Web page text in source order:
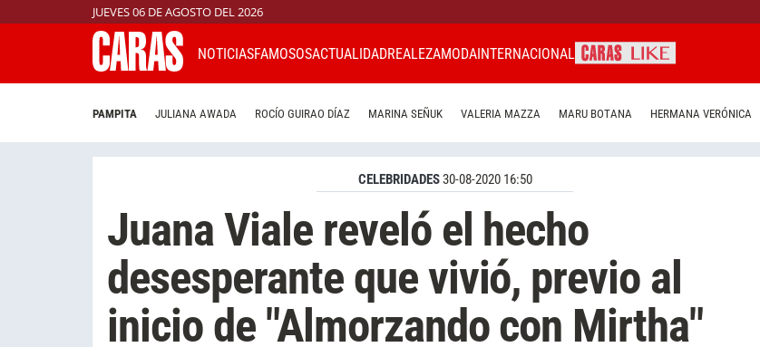
JUEVES 06 DE AGOSTO DEL 2026
NOTICIASFAMOSOSACTUALIDADREALEZAMODAINTERNACIONAL
PAMPITA JULIANA AWADA ROCÍO GUIRAO DÍAZ MARINA SEÑUK VALERIA MAZZA MARU BOTANA HERMANA VERÓNICA
CELEBRIDADES30-08-2020 16:50
Juana Viale reveló el hecho
desesperante que vivió, previo al
inicio de "Almorzando con Mirtha"